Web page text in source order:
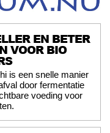
EN BETER
VOOR BIO
is een snelle manier
door fermentatie
voeding voor